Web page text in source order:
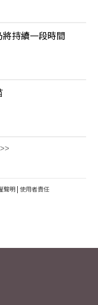
將持續一段時間
>>
聲明 | 使用者責任